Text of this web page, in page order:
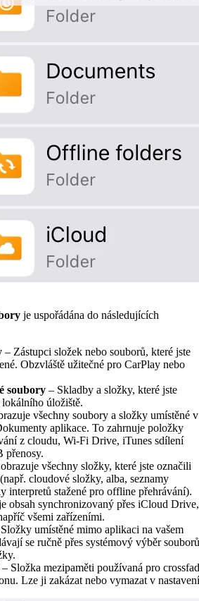
je uspořádána do následujících
– Zástupci složek nebo souborů, které jste
Obzvláště užitečné pro CarPlay nebo
soubory – Skladby a složky, které jste
úložiště.
všechny soubory a složky umístěné v
aplikace. To zahrnuje položky
z cloudu, Wi-Fi Drive, iTunes sdílení
přenosy.
všechny složky, které jste označili
cloudové složky, alba, seznamy
interpretů stažené pro offline přehrávání).
obsah synchronizovaný přes iCloud Drive,
všemi zařízeními.
umístěné mimo aplikaci na vašem
se ručně přes systémový výběr souborů
– Složka mezipaměti používaná pro
Lze ji zakázat nebo vymazat v